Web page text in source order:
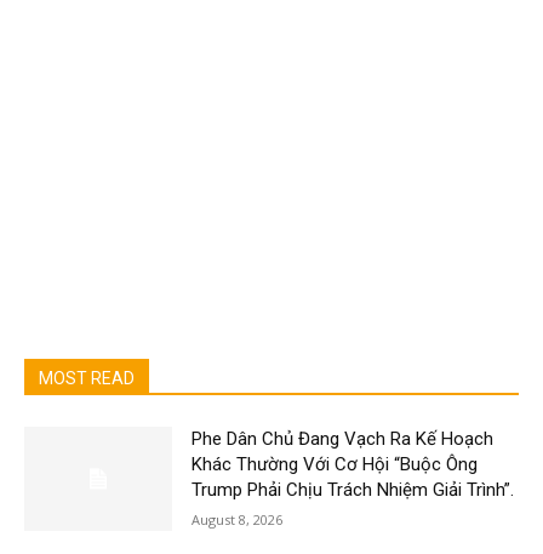
MOST READ
Phe Dân Chủ Đang Vạch Ra Kế Hoạch
Khác Thường Với Cơ Hội “Buộc Ông
Trump Phải Chịu Trách Nhiệm Giải Trình”.
August 8, 2026